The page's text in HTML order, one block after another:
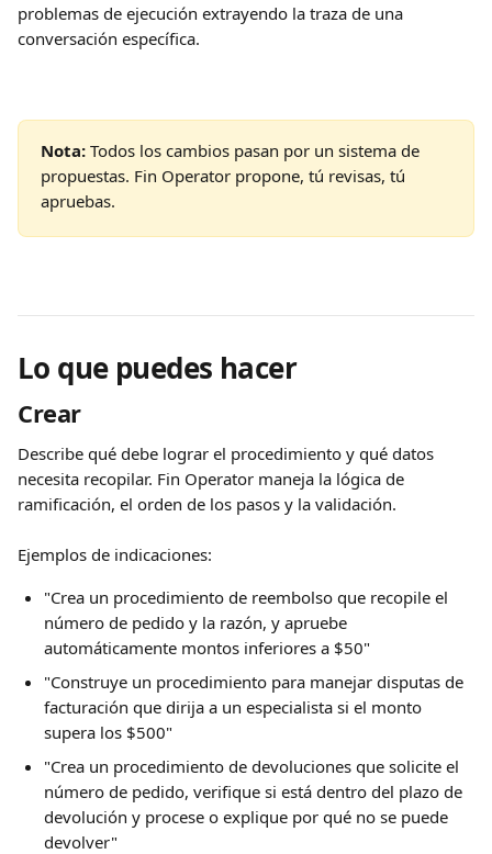
problemas de ejecución extrayendo la traza de una
conversación específica.
Nota: Todos los cambios pasan por un sistema de
propuestas. Fin Operator propone, tú revisas, tú
apruebas.
Lo que puedes hacer
Crear
Describe qué debe lograr el procedimiento y qué datos
necesita recopilar. Fin Operator maneja la lógica de
ramificación, el orden de los pasos y la validación.
Ejemplos de indicaciones:
"Crea un procedimiento de reembolso que recopile el
número de pedido y la razón, y apruebe
automáticamente montos inferiores a $50"
"Construye un procedimiento para manejar disputas de
facturación que dirija a un especialista si el monto
supera los $500"
"Crea un procedimiento de devoluciones que solicite el
número de pedido, verifique si está dentro del plazo de
devolución y procese o explique por qué no se puede
devolver"